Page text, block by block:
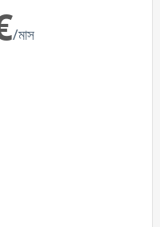
/মাস